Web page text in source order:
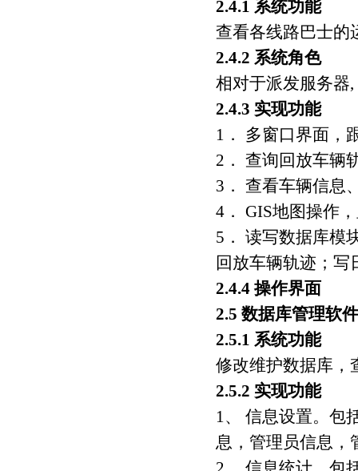
2.4.1 系统功能
查看各线路巴士的
2.4.2 系统角色
相对于派发服务器,
2.4.3 实现功能
1． 多窗口界面，
2． 查询回放车辆
3． 查看车辆信息
4． GIS地图操作
5． 读写数据库模
回放车辆轨迹；写
2.4.4 操作界面
2.5 数据库管理软件
2.5.1 系统功能
修改维护数据库，
2.5.2 实现功能
1、 信息设置。包
息，管理员信息，